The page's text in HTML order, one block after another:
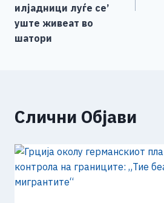
илјадници луѓе се’
уште живеат во
шатори
Слични Објави